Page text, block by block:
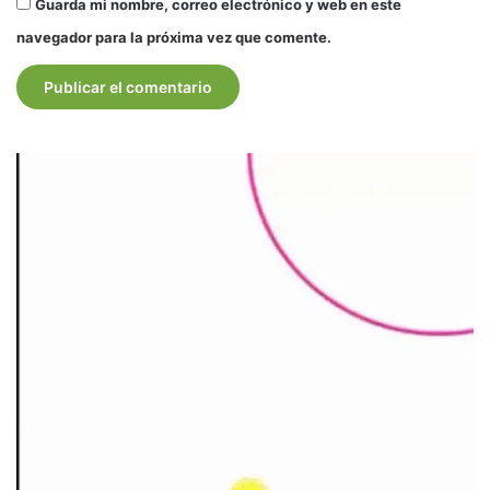
Guarda mi nombre, correo electrónico y web en este
navegador para la próxima vez que comente.